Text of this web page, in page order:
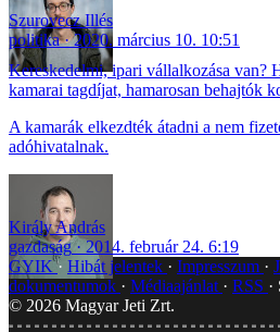
Szurovecz Illés
politika
2020. március 10. 10:51
Kereskedelmi, ipari vállalkozása van?
kamarai tagdíjat, hamarosan behajtók
A kamarák elkezdték átadni a nem
adóhivatalnak.
Király András
gazdaság
2014. február 24. 6:19
GYIK Hibát jelentek Impresszum
dokumentumok
Médiaajánlat RSS
© 2026 Magyar Jeti Zrt.